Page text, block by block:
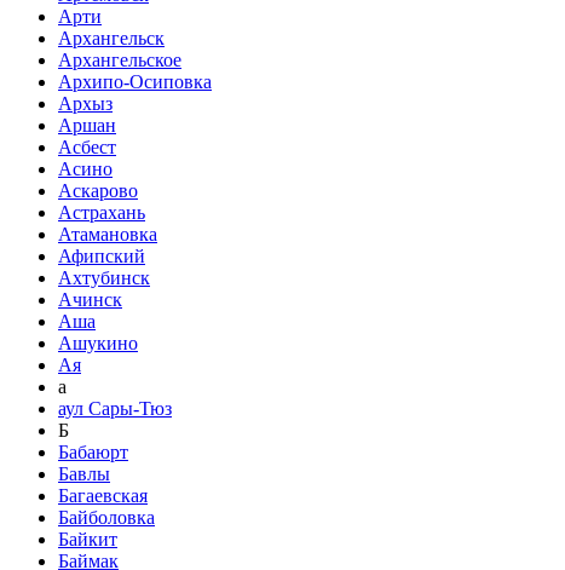
Арти
Архангельск
Архангельское
Архипо-Осиповка
Архыз
Аршан
Асбест
Асино
Аскарово
Астрахань
Атамановка
Афипский
Ахтубинск
Ачинск
Аша
Ашукино
Ая
а
аул Сары-Тюз
Б
Бабаюрт
Бавлы
Багаевская
Байболовка
Байкит
Баймак